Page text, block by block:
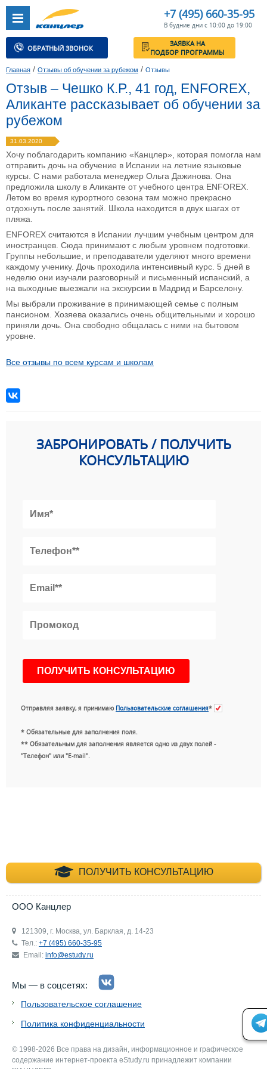
+7 (495) 660-35-95
В будние дни с 10:00 до 19:00
ОБРАТНЫЙ ЗВОНОК
ЗАЯВКА НА
ПОДБОР ПРОГРАММЫ
Главная / Отзывы об обучении за рубежом / Отзывы
Отзыв – Чешко К.Р., 41 год, ENFOREX,
Аликанте рассказывает об обучении за
рубежом
31.03.2020
Хочу поблагодарить компанию «Канцлер», которая помогла нам
отправить дочь на обучение в Испании на летние языковые
курсы. С нами работала менеджер Ольга Дажинова. Она
предложила школу в Аликанте от учебного центра ENFOREX.
Летом во время курортного сезона там можно прекрасно
отдохнуть после занятий. Школа находится в двух шагах от
пляжа.
ENFOREX считаются в Испании лучшим учебным центром для
иностранцев. Сюда принимают с любым уровнем подготовки.
Группы небольшие, и преподаватели уделяют много времени
каждому ученику. Дочь проходила интенсивный курс. 5 дней в
неделю они изучали разговорный и письменный испанский, а
на выходные выезжали на экскурсии в Мадрид и Барселону.
Мы выбрали проживание в принимающей семье с полным
пансионом. Хозяева оказались очень общительными и хорошо
приняли дочь. Она свободно общалась с ними на бытовом
уровне.
Все отзывы по всем курсам и школам
ЗАБРОНИРОВАТЬ / ПОЛУЧИТЬ
КОНСУЛЬТАЦИЮ
Отправляя заявку, я принимаю Пользовательские соглашения*
* Обязательные для заполнения поля.
** Обязательным для заполнения является одно из двух полей -
"Телефон" или "E-mail".
ПОЛУЧИТЬ КОНСУЛЬТАЦИЮ
+7 (495) 660-35-
ООО Канцлер
121309, г. Москва, ул. Барклая, д. 14-23
Тел.: +7 (495) 660-35-95
Email: info@estudy.ru
Мы — в соцсетях:
Пользовательское соглашение
Политика конфиденциальности
© 1998-2026 Все права на дизайн, информационное и графическое
содержание интернет-проекта eStudy.ru принадлежит компании